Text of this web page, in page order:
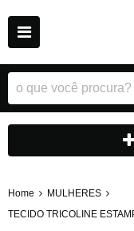
Home
MULHERES
TECIDO TRICOLINE